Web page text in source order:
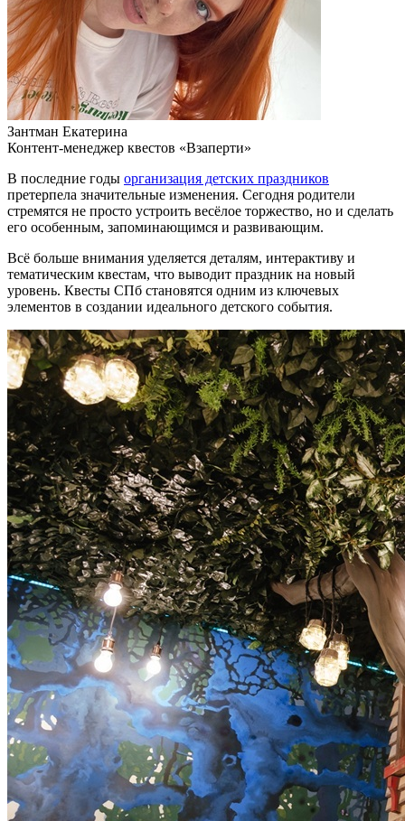
Зантман Екатерина
Контент-менеджер квестов «Взаперти»
В последние годы организация детских праздников
претерпела значительные изменения. Сегодня родители
стремятся не просто устроить весёлое торжество, но и сделать
его особенным, запоминающимся и развивающим.
Всё больше внимания уделяется деталям, интерактиву и
тематическим квестам, что выводит праздник на новый
уровень. Квесты СПб становятся одним из ключевых
элементов в создании идеального детского события.